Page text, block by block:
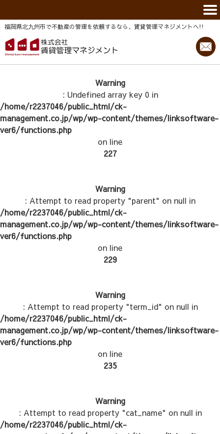
福岡県北九州市で不動産の管理を依頼するなら、賃貸管理マネジメントヘ!!
Warning
: Undefined array key 0 in
/home/r2237046/public_html/ck-
management.co.jp/wp/wp-content/themes/linksoftware-
ver6/functions.php
on line
227
Warning
: Attempt to read property "parent" on null in
/home/r2237046/public_html/ck-
management.co.jp/wp/wp-content/themes/linksoftware-
ver6/functions.php
on line
229
Warning
: Attempt to read property "term_id" on null in
/home/r2237046/public_html/ck-
management.co.jp/wp/wp-content/themes/linksoftware-
ver6/functions.php
on line
235
Warning
: Attempt to read property "cat_name" on null in
/home/r2237046/public_html/ck-